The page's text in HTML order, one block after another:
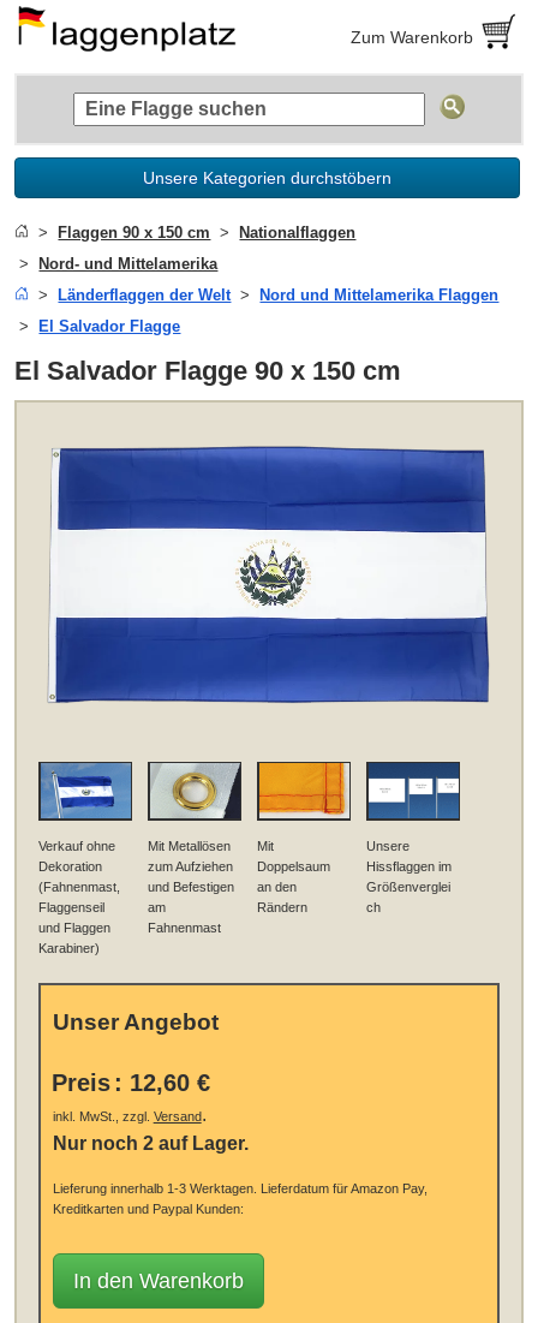
Zum Warenkorb
Unsere Kategorien durchstöbern
Flaggen 90 x 150 cm
Nationalflaggen
Nord- und Mittelamerika
Länderflaggen der Welt
Nord und Mittelamerika Flaggen
El Salvador Flagge
El Salvador Flagge 90 x 150 cm
Verkauf ohne
Dekoration
(Fahnenmast,
Flaggenseil
und Flaggen
Karabiner)
Mit Metallösen
zum Aufziehen
und Befestigen
am
Fahnenmast
Mit
Doppelsaum
an den
Rändern
Unsere
Hissflaggen im
Größenverglei
ch
Unser Angebot
Preis : 12,60 €
inkl. MwSt., zzgl. Versand.
Nur noch 2 auf Lager.
Lieferung innerhalb 1-3 Werktagen. Lieferdatum für Amazon Pay,
Kreditkarten und Paypal Kunden:
In den Warenkorb